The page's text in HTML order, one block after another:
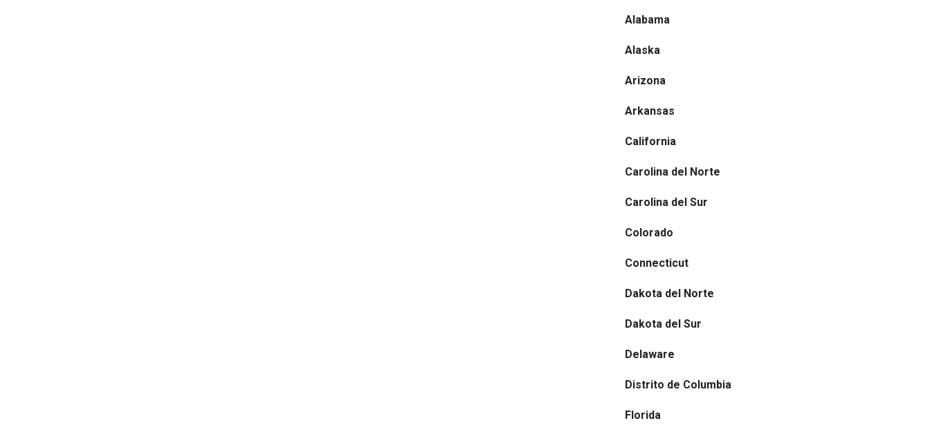
Alabama
Alaska
Arizona
Arkansas
California
Carolina del Norte
Carolina del Sur
Colorado
Connecticut
Dakota del Norte
Dakota del Sur
Delaware
Distrito de Columbia
Florida